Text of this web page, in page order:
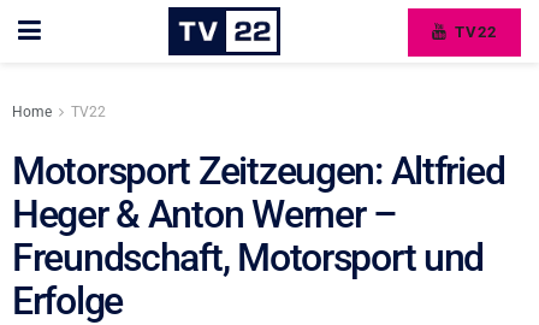
TV22
Home TV22
Motorsport Zeitzeugen: Altfried
Heger & Anton Werner –
Freundschaft, Motorsport und
Erfolge